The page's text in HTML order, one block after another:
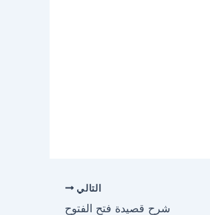
التالي
شرح قصيدة فتح الفتوح